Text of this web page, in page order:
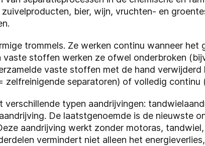
bier, wijn, vruchten- en
trommels. Ze werken continu wanneer het
vaste stoffen werken ze ofwel onderbroken
vaste stoffen met de hand verwijderd
separatoren) of volledig continu
verschillende typen aandrijvingen:
De laatstgenoemde is de nieuwste
aandrijving werkt zonder motoras,
vermindert niet alleen het